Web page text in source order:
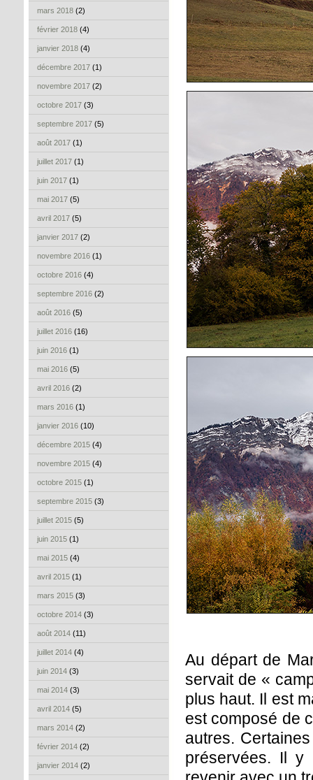
mars 2018 (2)
février 2018 (4)
janvier 2018 (4)
décembre 2017 (1)
novembre 2017 (2)
octobre 2017 (3)
septembre 2017 (5)
août 2017 (1)
juillet 2017 (1)
juin 2017 (1)
mai 2017 (5)
avril 2017 (5)
janvier 2017 (2)
novembre 2016 (1)
octobre 2016 (4)
septembre 2016 (2)
août 2016 (5)
juillet 2016 (16)
juin 2016 (1)
mai 2016 (5)
avril 2016 (2)
mars 2016 (1)
janvier 2016 (10)
décembre 2015 (4)
novembre 2015 (4)
octobre 2015 (1)
septembre 2015 (3)
juillet 2015 (5)
juin 2015 (1)
mai 2015 (4)
avril 2015 (1)
mars 2015 (3)
octobre 2014 (3)
août 2014 (11)
juillet 2014 (4)
juin 2014 (3)
mai 2014 (3)
avril 2014 (5)
mars 2014 (2)
février 2014 (2)
janvier 2014 (2)
Au départ de
servait de «
plus haut. Il est
est composé de
autres.
préservées. Il y